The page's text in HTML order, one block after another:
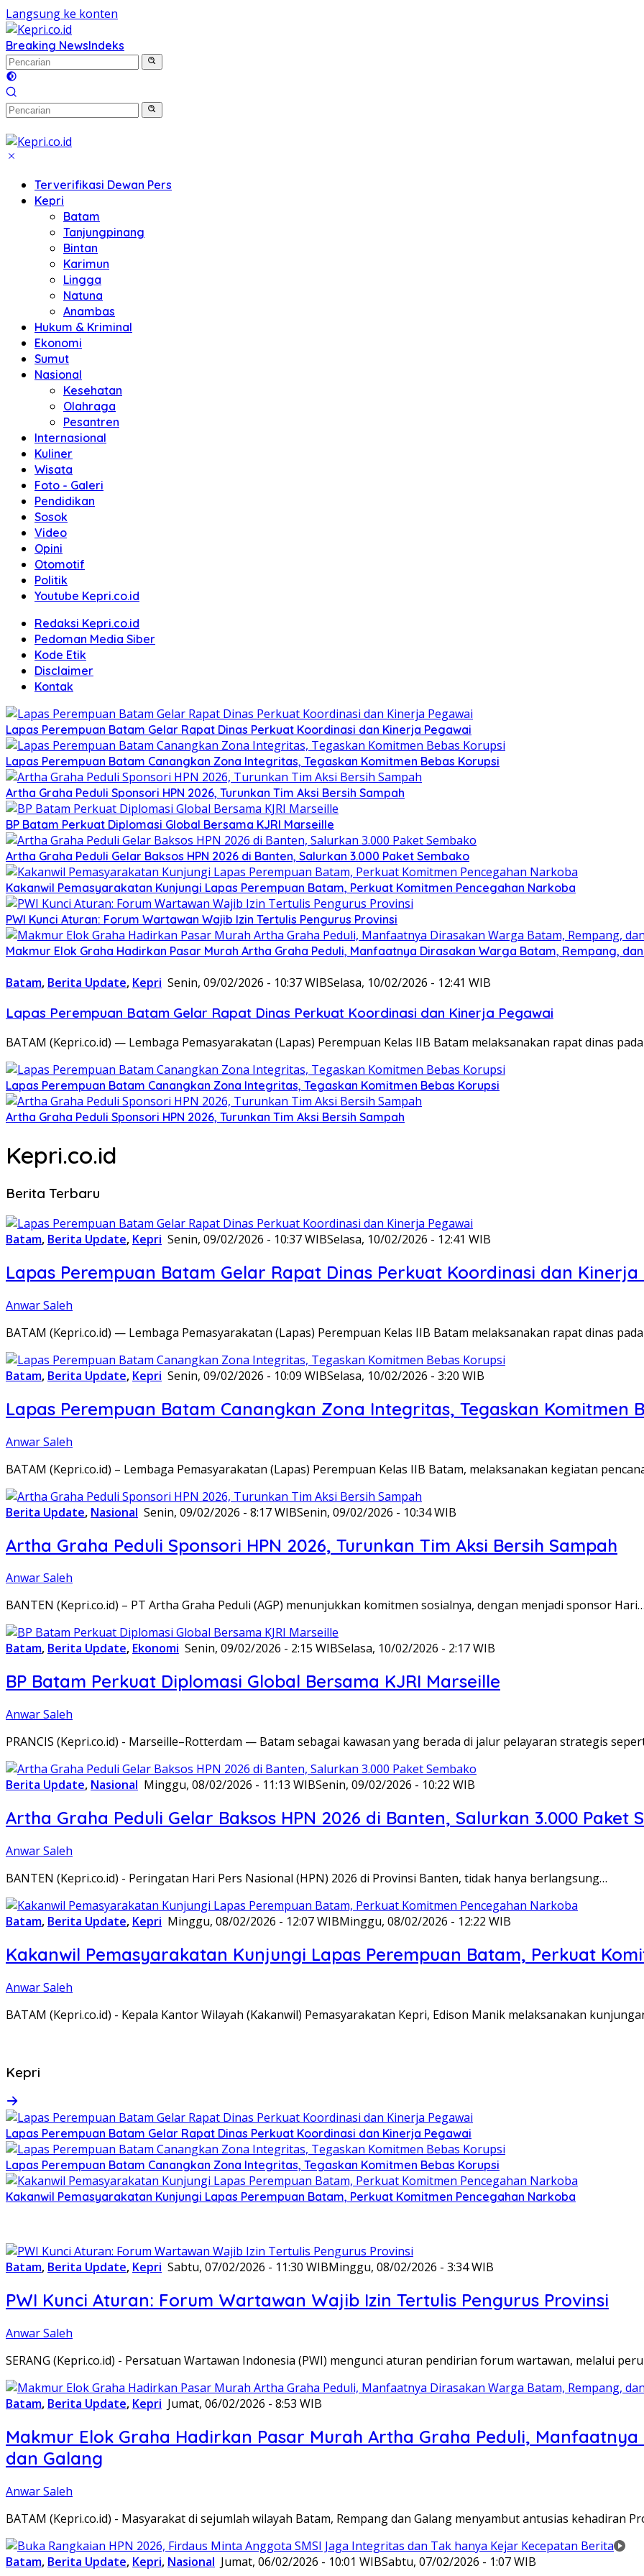
Langsung ke konten
Breaking NewsIndeks
Terverifikasi Dewan Pers
Kepri
Batam
Tanjungpinang
Bintan
Karimun
Lingga
Natuna
Anambas
Hukum & Kriminal
Ekonomi
Sumut
Nasional
Kesehatan
Olahraga
Pesantren
Internasional
Kuliner
Wisata
Foto - Galeri
Pendidikan
Sosok
Video
Opini
Otomotif
Politik
Youtube Kepri.co.id
Redaksi Kepri.co.id
Pedoman Media Siber
Kode Etik
Disclaimer
Kontak
Lapas Perempuan Batam Gelar Rapat Dinas Perkuat Koordinasi dan Kinerja Pegawai
Lapas Perempuan Batam Canangkan Zona Integritas, Tegaskan Komitmen Bebas Korupsi
Artha Graha Peduli Sponsori HPN 2026, Turunkan Tim Aksi Bersih Sampah
BP Batam Perkuat Diplomasi Global Bersama KJRI Marseille
Artha Graha Peduli Gelar Baksos HPN 2026 di Banten, Salurkan 3.000 Paket Sembako
Kakanwil Pemasyarakatan Kunjungi Lapas Perempuan Batam, Perkuat Komitmen Pencegahan Narkoba
PWI Kunci Aturan: Forum Wartawan Wajib Izin Tertulis Pengurus Provinsi
Makmur Elok Graha Hadirkan Pasar Murah Artha Graha Peduli, Manfaatnya Dirasakan Warga Batam, Rempang,
Batam, Berita Update, Kepri Senin, 09/02/2026 - 10:37 WIBSelasa, 10/02/2026 - 12:41 WIB
Lapas Perempuan Batam Gelar Rapat Dinas Perkuat Koordinasi dan Kinerja Pegawai
BATAM (Kepri.co.id) — Lembaga Pemasyarakatan (Lapas) Perempuan Kelas IIB Batam melaksanakan rapat dinas
Lapas Perempuan Batam Canangkan Zona Integritas, Tegaskan Komitmen Bebas Korupsi
Artha Graha Peduli Sponsori HPN 2026, Turunkan Tim Aksi Bersih Sampah
Kepri.co.id
Berita Terbaru
Batam, Berita Update, Kepri Senin, 09/02/2026 - 10:37 WIBSelasa, 10/02/2026 - 12:41 WIB
Lapas Perempuan Batam Gelar Rapat Dinas Perkuat Koordinasi dan Kinerja
Anwar Saleh
BATAM (Kepri.co.id) — Lembaga Pemasyarakatan (Lapas) Perempuan Kelas IIB Batam melaksanakan rapat dinas
Batam, Berita Update, Kepri Senin, 09/02/2026 - 10:09 WIBSelasa, 10/02/2026 - 3:20 WIB
Lapas Perempuan Batam Canangkan Zona Integritas, Tegaskan Komitmen
Anwar Saleh
BATAM (Kepri.co.id) – Lembaga Pemasyarakatan (Lapas) Perempuan Kelas IIB Batam, melaksanakan kegiatan
Berita Update, Nasional Senin, 09/02/2026 - 8:17 WIBSenin, 09/02/2026 - 10:34 WIB
Artha Graha Peduli Sponsori HPN 2026, Turunkan Tim Aksi Bersih Sampah
Anwar Saleh
BANTEN (Kepri.co.id) – PT Artha Graha Peduli (AGP) menunjukkan komitmen sosialnya, dengan menjadi sponsor Hari…
Batam, Berita Update, Ekonomi Senin, 09/02/2026 - 2:15 WIBSelasa, 10/02/2026 - 2:17 WIB
BP Batam Perkuat Diplomasi Global Bersama KJRI Marseille
Anwar Saleh
PRANCIS (Kepri.co.id) - Marseille–Rotterdam — Batam sebagai kawasan yang berada di jalur pelayaran strategis
Berita Update, Nasional Minggu, 08/02/2026 - 11:13 WIBSenin, 09/02/2026 - 10:22 WIB
Artha Graha Peduli Gelar Baksos HPN 2026 di Banten, Salurkan 3.000 Paket
Anwar Saleh
BANTEN (Kepri.co.id) - Peringatan Hari Pers Nasional (HPN) 2026 di Provinsi Banten, tidak hanya berlangsung…
Batam, Berita Update, Kepri Minggu, 08/02/2026 - 12:07 WIBMinggu, 08/02/2026 - 12:22 WIB
Kakanwil Pemasyarakatan Kunjungi Lapas Perempuan Batam, Perkuat
Anwar Saleh
BATAM (Kepri.co.id) - Kepala Kantor Wilayah (Kakanwil) Pemasyarakatan Kepri, Edison Manik melaksanakan
Kepri
Lapas Perempuan Batam Gelar Rapat Dinas Perkuat Koordinasi dan Kinerja Pegawai
Lapas Perempuan Batam Canangkan Zona Integritas, Tegaskan Komitmen Bebas Korupsi
Kakanwil Pemasyarakatan Kunjungi Lapas Perempuan Batam, Perkuat Komitmen Pencegahan Narkoba
Batam, Berita Update, Kepri Sabtu, 07/02/2026 - 11:30 WIBMinggu, 08/02/2026 - 3:34 WIB
PWI Kunci Aturan: Forum Wartawan Wajib Izin Tertulis Pengurus Provinsi
Anwar Saleh
SERANG (Kepri.co.id) - Persatuan Wartawan Indonesia (PWI) mengunci aturan pendirian forum wartawan, melalui
Batam, Berita Update, Kepri Jumat, 06/02/2026 - 8:53 WIB
Makmur Elok Graha Hadirkan Pasar Murah Artha Graha Peduli,
dan Galang
Anwar Saleh
BATAM (Kepri.co.id) - Masyarakat di sejumlah wilayah Batam, Rempang dan Galang menyambut antusias kehadiran
Batam, Berita Update, Kepri, Nasional Jumat, 06/02/2026 - 10:01 WIBSabtu, 07/02/2026 - 1:07 WIB